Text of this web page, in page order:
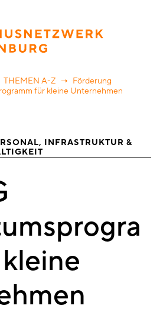
THEMEN A-Z
Förderung
für kleine Unternehmen
INFRASTRUKTUR &